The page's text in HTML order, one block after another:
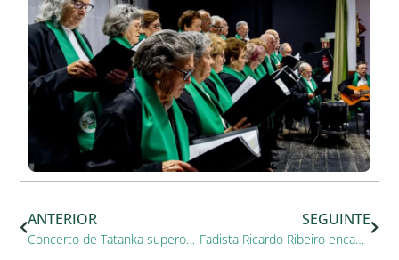
ANTERIOR
Concerto de Tatanka superou expectativas
SEGUINTE
Fadista Ricardo Ribeiro encantou em concerto da Temporada da Música